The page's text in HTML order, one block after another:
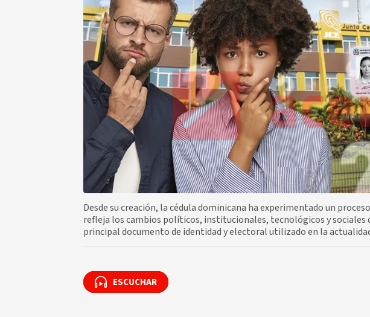
Desde su creación, la cédula dominicana ha experimentado un
refleja los cambios políticos, institucionales, tecnológicos y sociales
principal documento de identidad y electoral utilizado en la
ESCUCHAR
ESCUCHAR